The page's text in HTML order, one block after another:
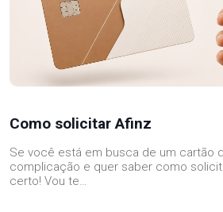
Como solicitar Afinz
Se você está em busca de um cartão
complicação e quer saber como
certo! Vou te…